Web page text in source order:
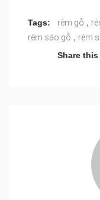
Tags: rèm gỗ ,
rèm sáo gỗ , rèm
Share